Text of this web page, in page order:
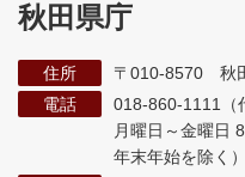
秋田県庁
住所
〒010-8570 秋
電話
018-860-1111（
月曜日～金曜日
年末年始を除く）